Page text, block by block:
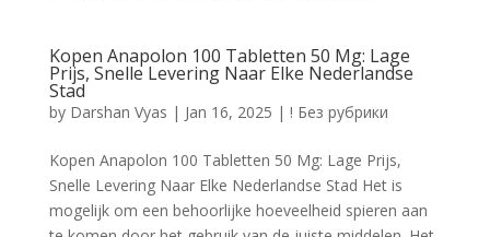
Kopen Anapolon 100 Tabletten 50 Mg: Lage
Prijs, Snelle Levering Naar Elke Nederlandse
Stad
by Darshan Vyas | Jan 16, 2025 | ! Без рубрики
Kopen Anapolon 100 Tabletten 50 Mg: Lage Prijs,
Snelle Levering Naar Elke Nederlandse Stad Het is
mogelijk om een behoorlijke hoeveelheid spieren aan